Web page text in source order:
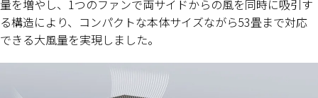
量を増やし、1つのファンで両サイドからの風を同時に吸引す
る構造により、コンパクトな本体サイズながら53畳まで対応
できる大風量を実現しました。